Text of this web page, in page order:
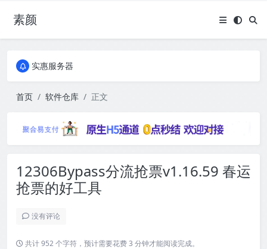
素颜全国免费包邮流量卡
实惠服务器
实惠服务器
首页 软件仓库 正文
12306Bypass分流抢票v1.16.59 春运
抢票的好工具
没有评论
共计 952 个字符，预计需要花费 3 分钟才能阅读完成。